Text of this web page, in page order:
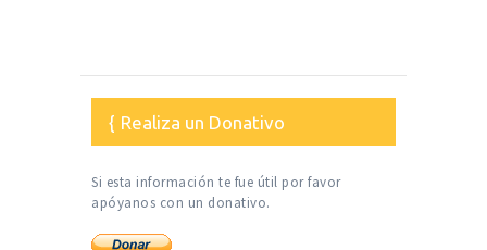
Realiza un Donativo
Si esta información te fue útil por favor
apóyanos con un donativo.